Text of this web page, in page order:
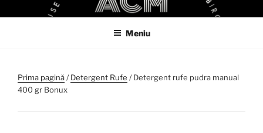
la
ACM
ACM VIRTUAL SHOP
Meniu
Prima pagină/Detergent Rufe / Detergent rufe pudra manual
400 gr Bonux